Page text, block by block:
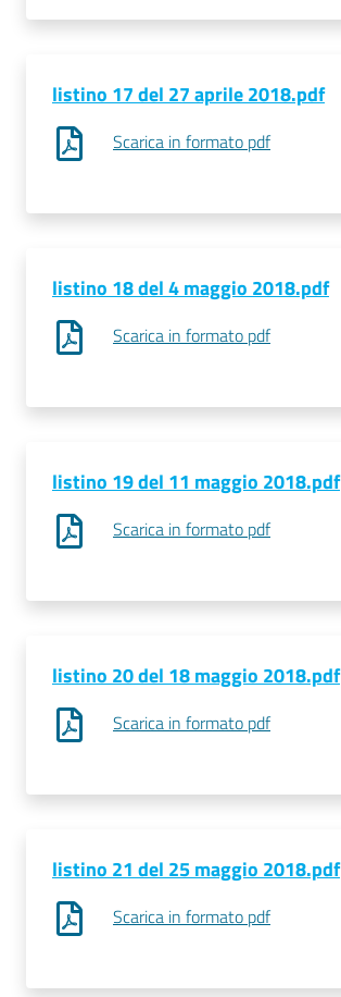
listino 17 del 27 aprile 2018.pdf
Scarica in formato pdf
listino 18 del 4 maggio 2018.pdf
Scarica in formato pdf
listino 19 del 11 maggio 2018.pdf
Scarica in formato pdf
listino 20 del 18 maggio 2018.pdf
Scarica in formato pdf
listino 21 del 25 maggio 2018.pdf
Scarica in formato pdf